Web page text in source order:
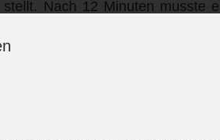
Nach 12 Minuten musste
des Trainers an und